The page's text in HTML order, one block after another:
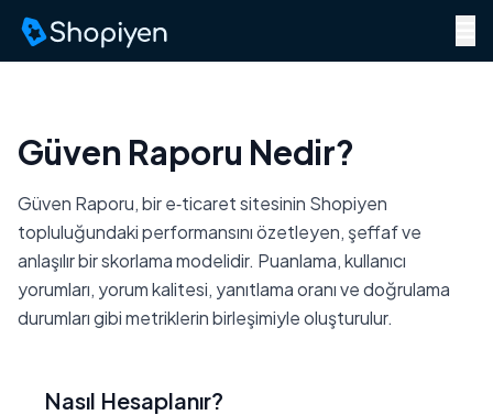
Güven Raporu Nedir?
Güven Raporu, bir e‑ticaret sitesinin Shopiyen
topluluğundaki performansını özetleyen, şeffaf ve
anlaşılır bir skorlama modelidir. Puanlama, kullanıcı
yorumları, yorum kalitesi, yanıtlama oranı ve doğrulama
durumları gibi metriklerin birleşimiyle oluşturulur.
Nasıl Hesaplanır?